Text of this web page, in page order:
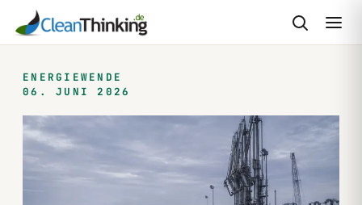
Inhalt
springen
ENERGIEWENDE
06. JUNI 2026